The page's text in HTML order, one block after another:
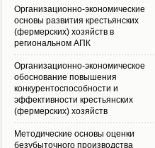
Организационно-экономические
основы развития крестьянских
(фермерских) хозяйств в
региональном АПК
Организационно-экономическое
обоснование повышения
конкурентоспособности и
эффективности крестьянских
(фермерских) хозяйств
Методические основы оценки
безубыточного производства